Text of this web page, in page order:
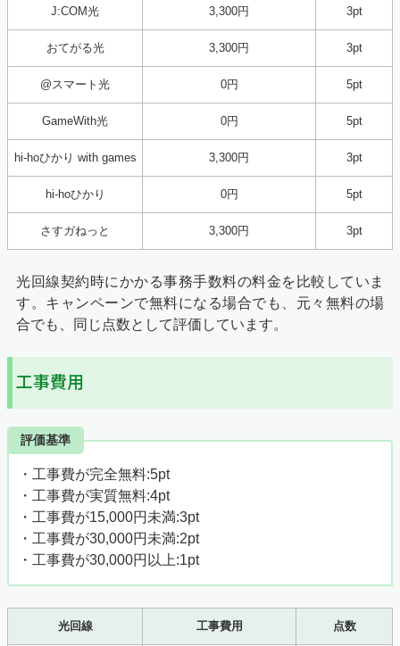
J:COM光 3,300円 3pt
おてがる光 3,300円 3pt
@スマート光 0円 5pt
GameWith光 0円 5pt
hi-hoひかり with games 3,300円 3pt
hi-hoひかり 0円 5pt
さすガねっと 3,300円 3pt
光回線契約時にかかる事務手数料の料金を比較していま
す。キャンペーンで無料になる場合でも、元々無料の場
合でも、同じ点数として評価しています。
工事費用
評価基準
・工事費が完全無料:5pt
・工事費が実質無料:4pt
・工事費が15,000円未満:3pt
・工事費が30,000円未満:2pt
・工事費が30,000円以上:1pt
光回線 工事費用 点数